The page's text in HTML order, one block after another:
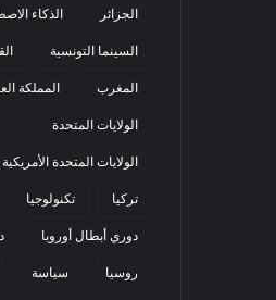
الجزائر الذكاء
السينما التونسية
المغرب المملكة
الولايات المتحدة
الولايات المتحدة الأمريكية
تركيا تكنولوجيا
دوري أبطال أوروبا
روسيا سياسة